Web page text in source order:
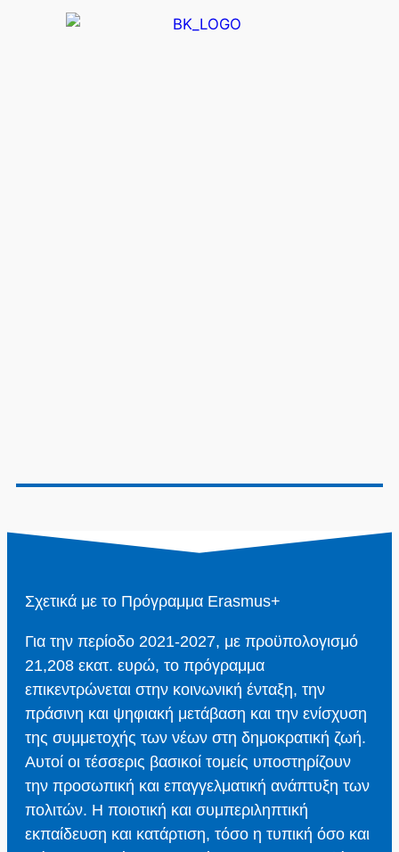
Σχετικά με το Πρόγραμμα Erasmus+
Για την περίοδο 2021-2027, με προϋπολογισμό
21,208 εκατ. ευρώ, το πρόγραμμα
επικεντρώνεται στην κοινωνική ένταξη, την
πράσινη και ψηφιακή μετάβαση και την ενίσχυση
της συμμετοχής των νέων στη δημοκρατική ζωή.
Αυτοί οι τέσσερις βασικοί τομείς υποστηρίζουν
την προσωπική και επαγγελματική ανάπτυξη των
πολιτών. Η ποιοτική και συμπεριληπτική
εκπαίδευση και κατάρτιση, τόσο η τυπική όσο και